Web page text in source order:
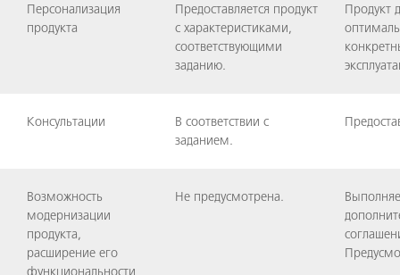
Персонализация
продукта
Предоставляется продукт
с характеристиками,
соответствующими
заданию.
Продукт
Консультации
В соответствии с
заданием.
Возможность
модернизации
продукта,
расширение его
функциональности
Не предусмотрена.